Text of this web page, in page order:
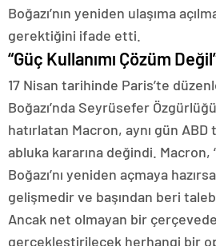
Boğazı’nın yeniden ulaşıma
gerektiğini ifade etti.
“Güç Kullanımı Çözüm
17 Nisan tarihinde Paris’te
Boğazı’nda Seyrüsefer
hatırlatan Macron, aynı gün
abluka kararına değindi. Macron,
Boğazı’nı yeniden açmaya
gelişmedir ve başından beri
Ancak net olmayan bir
gerçekleştirilecek herhangi bir